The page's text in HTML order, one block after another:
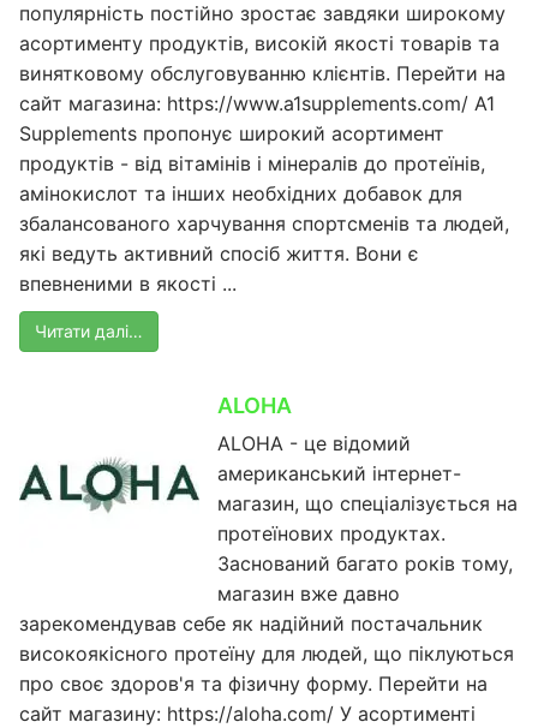
популярність постійно зростає завдяки широкому
асортименту продуктів, високій якості товарів та
винятковому обслуговуванню клієнтів. Перейти на
сайт магазина: https://www.a1supplements.com/ A1
Supplements пропонує широкий асортимент
продуктів - від вітамінів і мінералів до протеїнів,
амінокислот та інших необхідних добавок для
збалансованого харчування спортсменів та людей,
які ведуть активний спосіб життя. Вони є
впевненими в якості ...
Читати далі…
ALOHA
ALOHA - це відомий
американський інтернет-
магазин, що спеціалізується на
протеїнових продуктах.
Заснований багато років тому,
магазин вже давно
зарекомендував себе як надійний постачальник
високоякісного протеїну для людей, що піклуються
про своє здоров'я та фізичну форму. Перейти на
сайт магазину: https://aloha.com/ У асортименті